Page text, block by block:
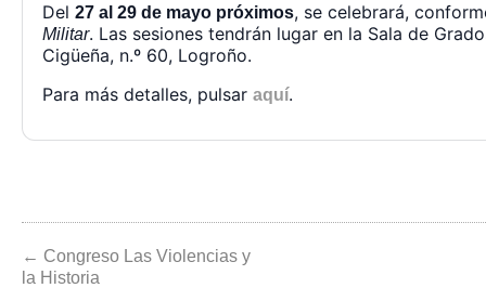
Del 27 al 29 de mayo próximos, se celebrará,
Militar. Las sesiones tendrán lugar en la Sala de
Cigüeña, n.º 60, Logroño.
Para más detalles, pulsar aquí.
← Congreso Las Violencias y
la Historia